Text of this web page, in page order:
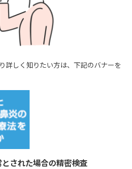
詳しく知りたい方は、下記のバナーを
された場合の精密検査